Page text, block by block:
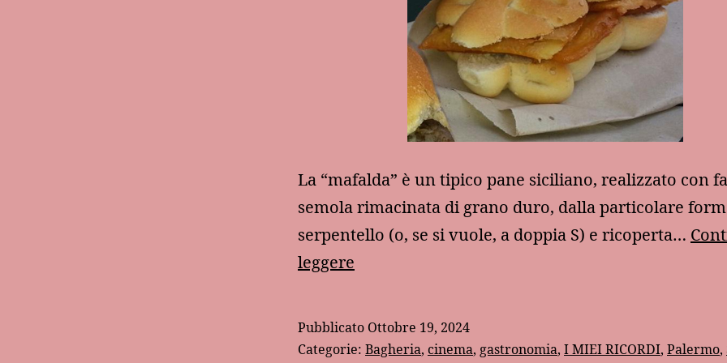
La “mafalda” è un tipico pane siciliano, realizzato con
semola rimacinata di grano duro, dalla particolare
serpentello (o, se si vuole, a doppia S) e ricoperta…
leggere
palermitana
Pubblicato Ottobre 19, 2024
Categorie: Bagheria, cinema, gastronomia, I MIEI RICORDI, Palermo,